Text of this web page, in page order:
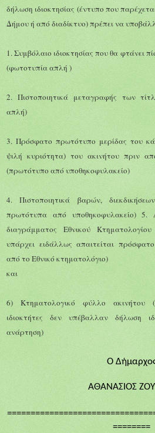
δήλωση ιδιοκτησίας (έντυπο που
Δήμου ή από διαδίκτυο) πρέπει να
1. Συμβόλαιο ιδιοκτησίας που θα φτάνει
(φωτοτυπία απλή )
2. Πιστοποιητικά μεταγραφής των
απλή)
3. Πρόσφατο πρωτότυπο μερίδας του
ψιλή κυριότητα) του ακινήτου πριν
(πρωτότυπο από υποθηκοφυλακείο)
4. Πιστοποιητικά βαρών,
πρωτότυπα από υποθηκοφυλακείο) 5.
διαγράμματος Εθνικού
υπάρχει ειδάλλως απαιτείται
από το Εθνικό κτηματολόγιο)
και
6) Κτηματολογικό φύλλο ακινήτου
ιδιοκτήτες δεν υπέβαλλαν δήλωση
ανάρτηση)
Ο
ΑΘΑΝΑΣΙΟΣ
========